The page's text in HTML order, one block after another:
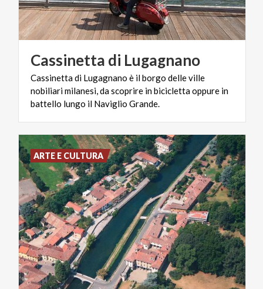
Cassinetta di Lugagnano
Cassinetta di Lugagnano è il borgo delle ville
nobiliari milanesi, da scoprire in bicicletta oppure in
battello lungo il Naviglio Grande.
ARTE E CULTURA